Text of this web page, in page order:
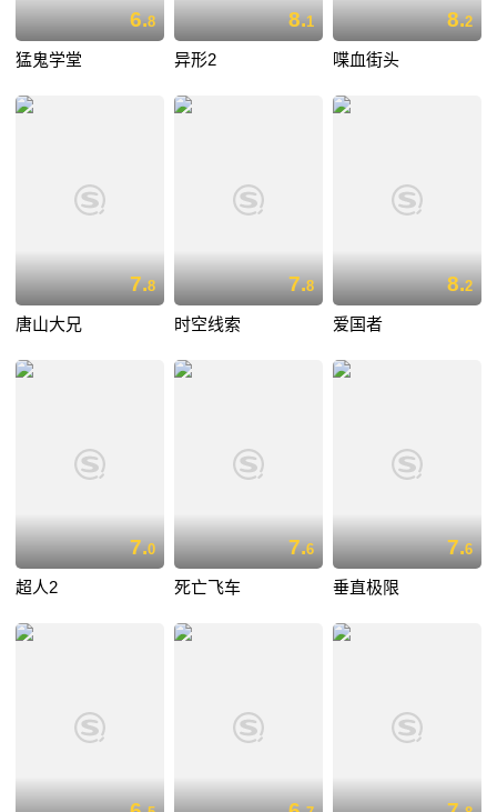
6.8
猛鬼学堂
8.1
异形2
8.2
喋血街头
7.8
唐山大兄
7.8
时空线索
8.2
爱国者
7.0
超人2
7.6
死亡飞车
7.6
垂直极限